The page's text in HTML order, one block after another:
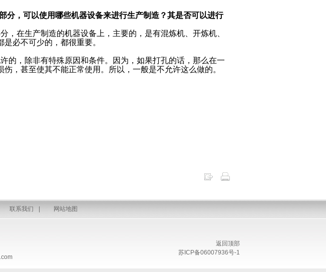
分，可以使用哪些机器设备来进行生产制造？其是否可以进行
在生产制造的机器设备上，主要的，是有混炼机、开炼机、
必不可少的，都很重要。
的，除非有特殊原因和条件。因为，如果打孔的话，那么在一
，甚至使其不能正常使用。所以，一般是不允许这么做的。
联系我们 网站地图
返回顶部
苏ICP备06007936号-1